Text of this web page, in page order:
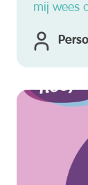
mij wees